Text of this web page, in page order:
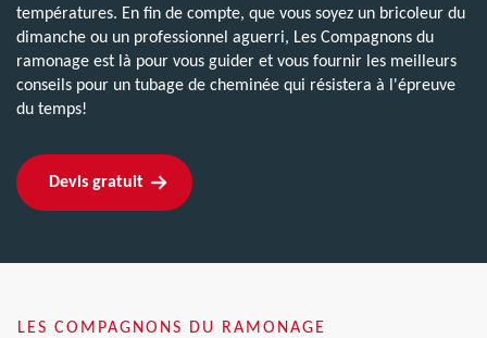
températures. En fin de compte, que vous soyez un bricoleur du
dimanche ou un professionnel aguerri, Les Compagnons du
ramonage est là pour vous guider et vous fournir les meilleurs
conseils pour un tubage de cheminée qui résistera à l'épreuve
du temps!
Devis gratuit
LES COMPAGNONS DU RAMONAGE